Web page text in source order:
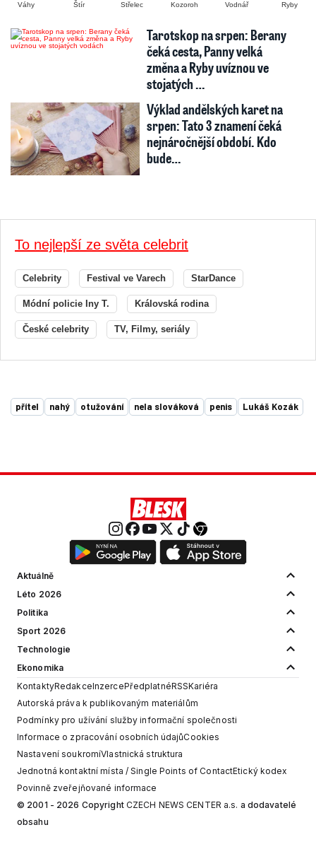
Váhy Štír Střelec Kozoroh Vodnář Ryby
Tarotskop na srpen: Berany
čeká cesta, Panny velká
změna a Ryby uvíznou ve
stojatých …
Výklad andělských karet na
srpen: Tato 3 znamení čeká
nejnáročnější období. Kdo
bude…
To nejlepší ze světa celebrit
Celebrity Festival ve Varech StarDance
Módní policie Iny T. Královská rodina
České celebrity TV, Filmy, seriály
přítel nahý otužování nela slováková penis Lukáš Kozák
Aktuálně
Léto 2026
Politika
Sport 2026
Technologie
Ekonomika
KontaktyRedakceInzercePředplatnéRSSKariéra
Autorská práva k publikovaným materiálům
Podmínky pro užívání služby informační společnosti
Informace o zpracování osobních údajůCookies
Nastavení soukromíVlastnická struktura
Jednotná kontaktní místa / Single Points of ContactEtický kodex
Povinně zveřejňované informace
© 2001 - 2026 Copyright CZECH NEWS CENTER a.s. a dodavatelé
obsahu